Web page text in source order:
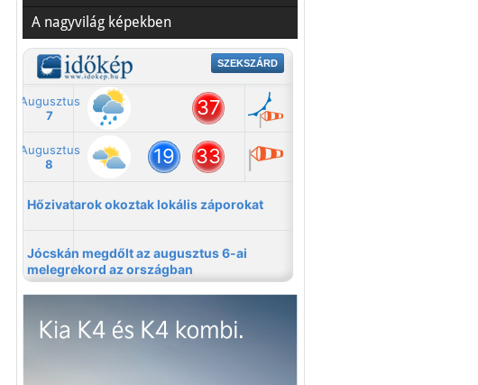
A nagyvilág képekben